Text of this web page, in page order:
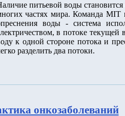
питьевой воды
частях мира. Команда
воды - система
в потоке текущей
к одной стороне потока и
разделить два потоки.
онкозаболеваний